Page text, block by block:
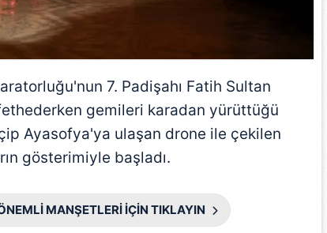
7. Padişahı Fatih Sultan
gemileri karadan yürüttüğü
Ayasofya'ya ulaşan drone ile çekilen
gösterimiyle başladı.
MANŞETLERİ İÇİN TIKLAYIN